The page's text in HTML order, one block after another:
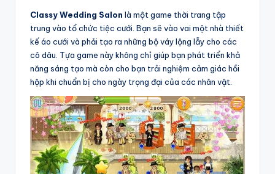
Classy Wedding Salon là một game thời trang tập
trung vào tổ chức tiệc cưới. Bạn sẽ vào vai một nhà thiết
kế áo cưới và phải tạo ra những bộ váy lộng lẫy cho các
cô dâu. Tựa game này không chỉ giúp bạn phát triển khả
năng sáng tạo mà còn cho bạn trải nghiệm cảm giác hồi
hộp khi chuẩn bị cho ngày trọng đại của các nhân vật.